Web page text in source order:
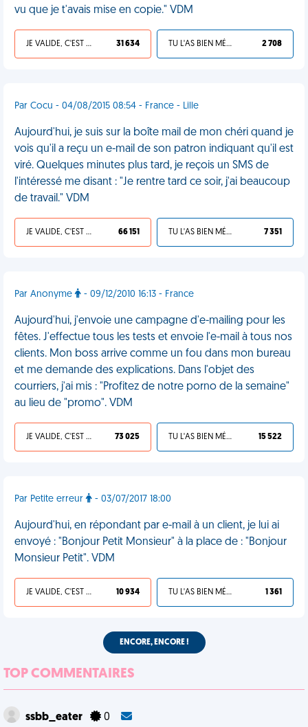
vu que je t'avais mise en copie." VDM
JE VALIDE, C'EST UNE VDM 31 634 TU L'AS BIEN MÉRITÉ 2 708
Par Cocu - 04/08/2015 08:54 - France - Lille
Aujourd'hui, je suis sur la boîte mail de mon chéri quand je
vois qu'il a reçu un e-mail de son patron indiquant qu'il est
viré. Quelques minutes plus tard, je reçois un SMS de
l'intéressé me disant : "Je rentre tard ce soir, j'ai beaucoup
de travail." VDM
JE VALIDE, C'EST UNE VDM 66 151 TU L'AS BIEN MÉRITÉ 7 351
Par Anonyme - 09/12/2010 16:13 - France
Aujourd'hui, j'envoie une campagne d'e-mailing pour les
fêtes. J'effectue tous les tests et envoie l'e-mail à tous nos
clients. Mon boss arrive comme un fou dans mon bureau
et me demande des explications. Dans l'objet des
courriers, j'ai mis : "Profitez de notre porno de la semaine"
au lieu de "promo". VDM
JE VALIDE, C'EST UNE VDM 73 025 TU L'AS BIEN MÉRITÉ 15 522
Par Petite erreur - 03/07/2017 18:00
Aujourd'hui, en répondant par e-mail à un client, je lui ai
envoyé : "Bonjour Petit Monsieur" à la place de : "Bonjour
Monsieur Petit". VDM
JE VALIDE, C'EST UNE VDM 10 934 TU L'AS BIEN MÉRITÉ 1 361
ENCORE, ENCORE !
TOP COMMENTAIRES
ssbb_eater 0